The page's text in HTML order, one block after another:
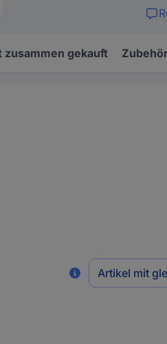
zusammen gekauft Zubehör
Artikel mit